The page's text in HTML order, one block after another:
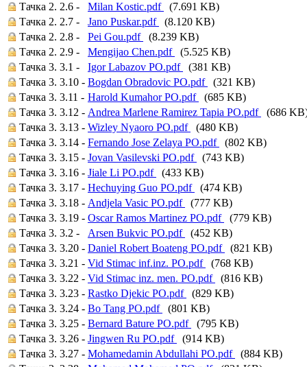
Тачка 2. 2.6 -
Milan Kostic.pdf
(7.691 KB)
Тачка 2. 2.7 -
Jano Puskar.pdf
(8.120 KB)
Тачка 2. 2.8 -
Pei Gou.pdf
(8.239 KB)
Тачка 2. 2.9 -
Mengijao Chen.pdf
(5.525 KB)
Тачка 3. 3.1 -
Igor Labazov PO.pdf
(381 KB)
Тачка 3. 3.10 - Bogdan Obradovic PO.pdf
(321 KB)
Тачка 3. 3.11 - Harold Kumahor PO.pdf
(685 KB)
Тачка 3. 3.12 - Andrea Marlene Ramirez Tapia PO.pdf
(686
Тачка 3. 3.13 - Wizley Nyaoro PO.pdf
(480 KB)
Тачка 3. 3.14 - Fernando Jose Zelaya PO.pdf
(802 KB)
Тачка 3. 3.15 - Jovan Vasilevski PO.pdf
(743 KB)
Тачка 3. 3.16 - Jiale Li PO.pdf
(433 KB)
Тачка 3. 3.17 - Hechuying Guo PO.pdf
(474 KB)
Тачка 3. 3.18 - Andjela Vasic PO.pdf
(777 KB)
Тачка 3. 3.19 - Oscar Ramos Martinez PO.pdf
(779 KB)
Тачка 3. 3.2 -
Arsen Bukvic PO.pdf
(452 KB)
Тачка 3. 3.20 - Daniel Robert Boateng PO.pdf
(821 KB)
Тачка 3. 3.21 - Vid Stimac inf.inz. PO.pdf
(768 KB)
Тачка 3. 3.22 - Vid Stimac inz. men. PO.pdf
(816 KB)
Тачка 3. 3.23 - Rastko Djekic PO.pdf
(829 KB)
Тачка 3. 3.24 - Bo Tang PO.pdf
(801 KB)
Тачка 3. 3.25 - Bernard Bature PO.pdf
(795 KB)
Тачка 3. 3.26 - Jingwen Ru PO.pdf
(914 KB)
Тачка 3. 3.27 - Mohamedamin Abdullahi PO.pdf
(884 KB)